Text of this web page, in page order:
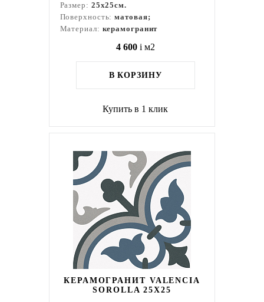
Размер: 25x25см.
Поверхность:матовая;
Материал: керамогранит
4 600 i м2
В КОРЗИНУ
Купить в 1 клик
КЕРАМОГРАНИТ VALENCIA
SOROLLA 25Х25